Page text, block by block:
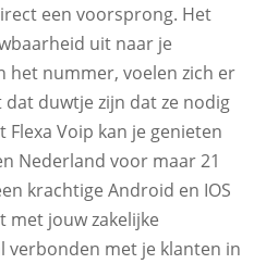
een voorsprong. Het
uit naar je
het nummer, voelen zich er
duwtje zijn dat ze nodig
Voip kan je genieten
Nederland voor maar 21
krachtige Android en IOS
met jouw zakelijke
verbonden met je klanten in